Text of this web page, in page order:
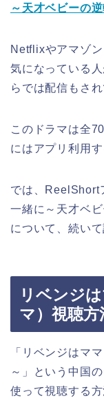
～天才ベビーの
Netflixやアマゾ
気になっている
らでは配信もさ
このドラマは全
にはアプリ利用
では、ReelShort
一緒に～天才ベ
について、続い
リベンジ
マ）視聴方
「リベンジはマ
～」という中国
使って視聴する